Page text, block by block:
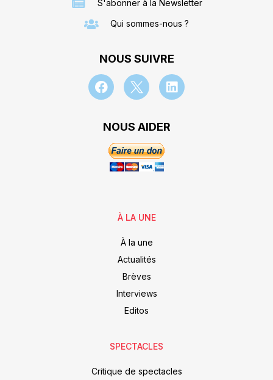
S'abonner à la Newsletter
Qui sommes-nous ?
NOUS SUIVRE
NOUS AIDER
À LA UNE
À la une
Actualités
Brèves
Interviews
Editos
SPECTACLES
Critique de spectacles